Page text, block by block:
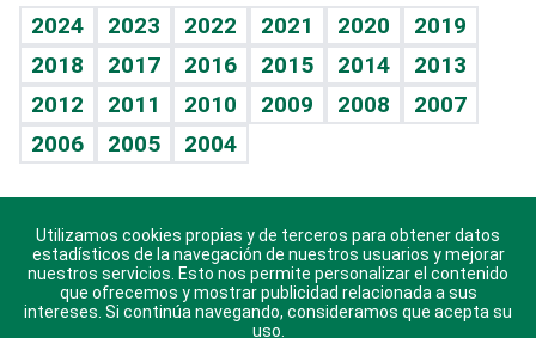
Vida y familia
Eñe
Celebrando la vida
Sin complejos
En pocas palabras
Escuchando al corazón
Economía Personal
TBT Deportivo
Guía del dinero
Horóscopos
Crucigramas
2024 2023 2022 2021 2020
2019
2018
2017 2016 2015 2014
2013
2012
2011 2010 2009 2008
2007
2006
2005 2004
Descarga nuestras aplicaciones para Android, iOS y
sistema Huawei.
Utilizamos cookies propias y de terceros para obtener datos
estadísticos de la navegación de nuestros usuarios y mejorar
nuestros servicios. Esto nos permite personalizar el contenido
que ofrecemos y mostrar publicidad relacionada a sus
intereses. Si continúa navegando, consideramos que acepta su
uso.